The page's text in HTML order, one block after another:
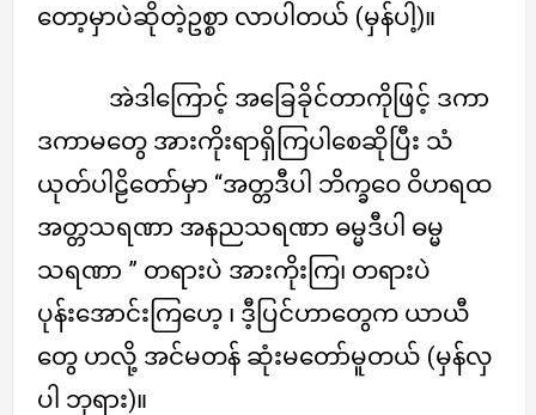
တော့မှာပဲဆိုတဲ့ဥစ္စာ လာပါတယ် (မှန်ပါ့)။
အဲဒါကြောင့် အခြေခိုင်တာကိုဖြင့် ဒကာ
ဒကာမတွေ အားကိုးရာရှိကြပါစေဆိုပြီး သံ
ယုတ်ပါဠိတော်မှာ “အတ္တဒီပါ ဘိက္ခဝေ ဝိဟရထ
အတ္တသရဏာ အနညသရဏာ ဓမ္မဒီပါ ဓမ္မ
သရဏာ ” တရားပဲ အားကိုးကြ၊ တရားပဲ
ပုန်းအောင်းကြဟေ့ ၊ ဒီ့ပြင်ဟာတွေက ယာယီ
တွေ ဟလို့ အင်မတန် ဆုံးမတော်မူတယ် (မှန်လှ
ပါ ဘုရား)။